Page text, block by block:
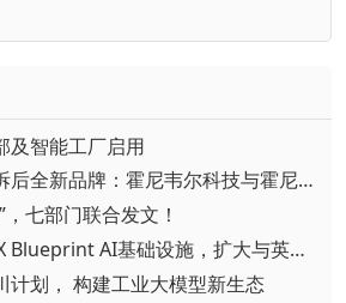
及智能工厂启用
▪ 霍尼韦尔发布分拆后全新品牌：霍尼韦尔科技与霍尼韦尔航空航天
七部门联合发文！
▪ ABB通过集成DSX Blueprint AI基础设施，扩大与英伟达的合作
计划， 构建工业大模型新生态